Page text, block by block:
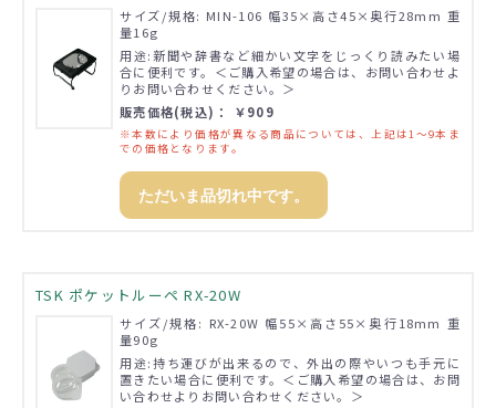
サイズ/規格: MIN-106 幅35×高さ45×奥行28mm 重
量16g
用途:新聞や辞書など細かい文字をじっくり読みたい場
合に便利です。＜ご購入希望の場合は、お問い合わせよ
りお問い合わせください。＞
販売価格(税込)： ￥909
※本数により価格が異なる商品については、上記は1～9本ま
での価格となります。
ただいま品切れ中です。
TSK ポケットルーペ RX-20W
サイズ/規格: RX-20W 幅55×高さ55×奥行18mm 重
量90g
用途:持ち運びが出来るので、外出の際やいつも手元に
置きたい場合に便利です。＜ご購入希望の場合は、お問
い合わせよりお問い合わせください。＞